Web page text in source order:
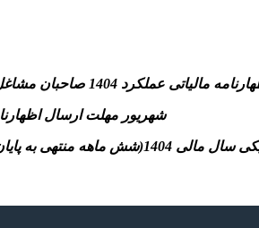
مالیات مقطوع ماده ۱۰۰و پرداخت مالیات متعلق به سازمان امورمالیاتی
-31 شهریور مهلت ارسال اظهارنامه مالیاتی عملکرد 1404 اشخاص
اظهارنامه مالیاتی موضوع مواد ۱۰۰ و ۱۱۰ قانون)